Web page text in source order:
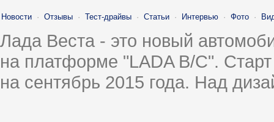
Новости · Отзывы · Тест-драйвы · Статьи · Интервью · Фото ·
Лада Веста - это новый
на платформе "LADA B/C".
на сентябрь 2015 года. Над